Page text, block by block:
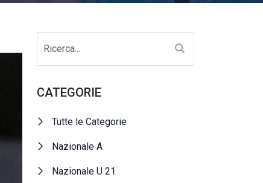
CATEGORIE
Tutte le Categorie
Nazionale A
Nazionale U 21